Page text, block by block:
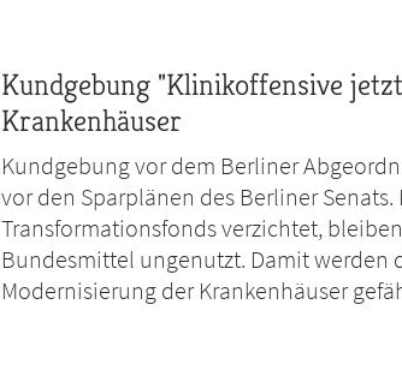
Kundgebung "Klinikoffensive
Krankenhäuser
Kundgebung vor dem Berliner
vor den Sparplänen des Berliner
Transformationsfonds verzichtet,
Bundesmittel ungenutzt. Damit werden
Modernisierung der Krankenhäuser